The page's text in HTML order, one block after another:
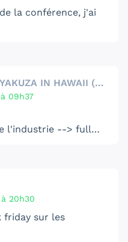
la conférence, j'ai
LIKE A DRAGON : PIRATE YAKUZA IN HAWAII (PS5)
09h37
l'industrie --> full
le physique..... en
physique....
20h30
friday sur les